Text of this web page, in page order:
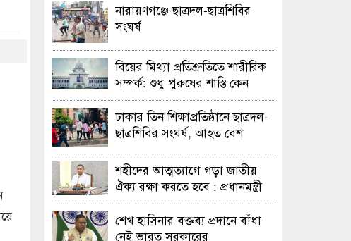
নারায়ণগঞ্জে ছাত্রদল-ছাত্রশিবির
সংঘর্ষ
বিয়ের মিথ্যা প্রতিশ্রুতিতে শারীরিক
সম্পর্ক: শুধু পুরুষের শাস্তি কেন
অবৈধ নয় জানতে চেয়ে হাইকোর্টের
রুল
ঢাকার তিন শিক্ষাপ্রতিষ্ঠানে ছাত্রদল-
ছাত্রশিবির সংঘর্ষ, আহত বেশ
শহীদের আত্মত্যাগে গড়া জাতীয়
ঐক্য রক্ষা করতে হবে : প্রধানমন্ত্রী
শেখ হাসিনার বক্তব্য প্রদানে বাঁধা
নেই ভারত সরকারের